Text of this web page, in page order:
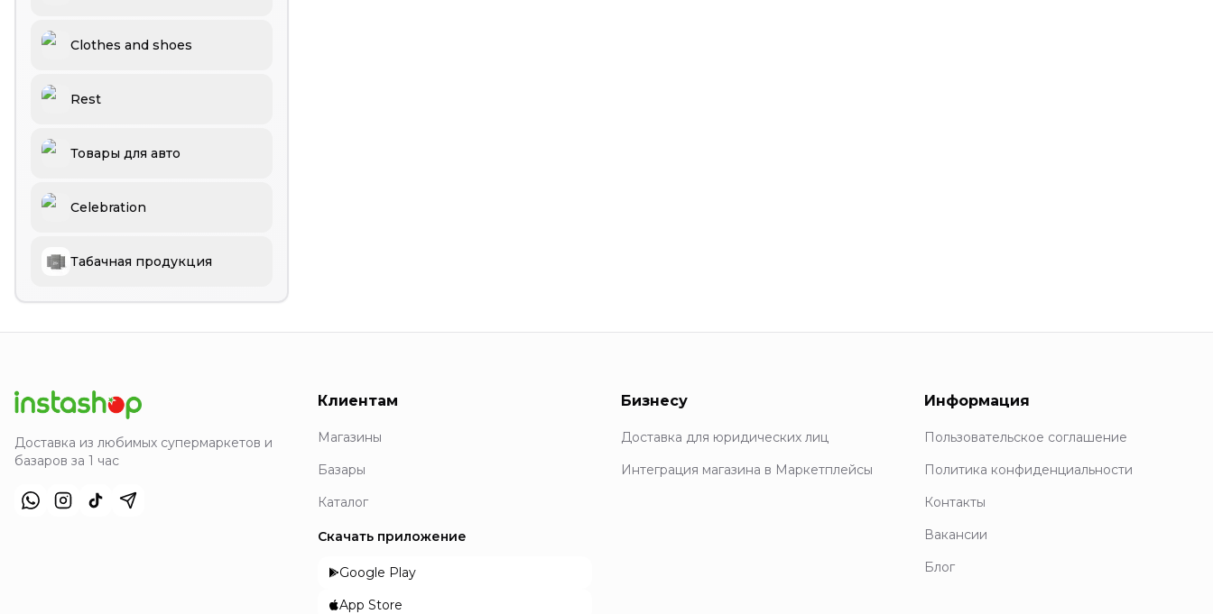
Clothes and shoes
Rest
Товары для авто
Celebration
Табачная продукция
Доставка из любимых супермаркетов и
базаров за 1 час
Клиентам
Магазины
Базары
Каталог
Скачать приложение
Google Play
App Store
Бизнесу
Доставка для юридических лиц
Интеграция магазина в Маркетплейсы
Информация
Пользовательское соглашение
Политика конфиденциальности
Контакты
Вакансии
Блог